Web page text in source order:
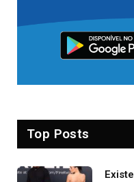
Top Posts